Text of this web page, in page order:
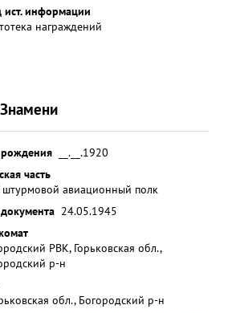
информации
награждений
__.__.1920
часть
авиационный полк
24.05.1945
РВК, Горьковская обл.,
р-н
обл., Богородский р-н